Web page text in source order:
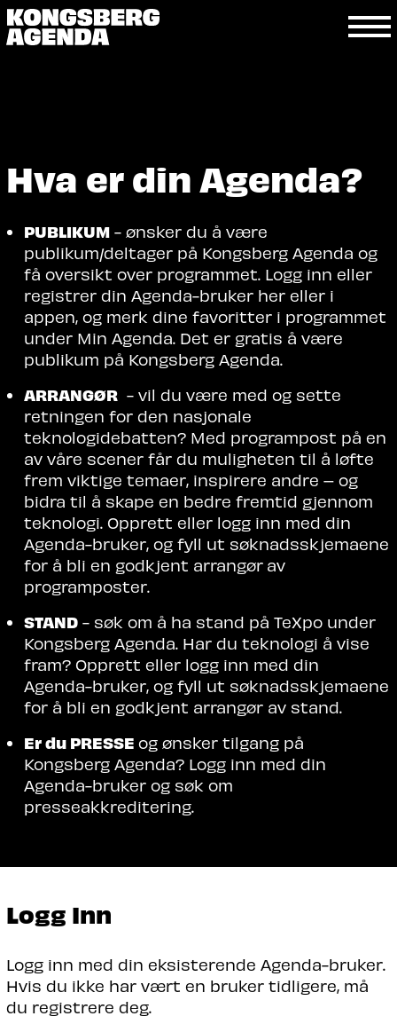
Hva er din Agenda?
PUBLIKUM- ønsker du å være
publikum/deltager på Kongsberg Agenda og
få oversikt over programmet. Logg inn eller
registrer din Agenda-bruker her eller i
appen, og merk dine favoritter i programmet
under Min Agenda. Det er gratis å være
publikum på Kongsberg Agenda.
ARRANGØR- vil du være med og sette
retningen for den nasjonale
teknologidebatten? Med programpost på en
av våre scener får du muligheten til å løfte
frem viktige temaer, inspirere andre – og
bidra til å skape en bedre fremtid gjennom
teknologi. Opprett eller logg inn med din
Agenda-bruker, og fyll ut søknadsskjemaene
for å bli en godkjent arrangør av
programposter.
STAND- søk om å ha stand på TeXpo under
Kongsberg Agenda. Har du teknologi å vise
fram? Opprett eller logg inn med din
Agenda-bruker, og fyll ut søknadsskjemaene
for å bli en godkjent arrangør av stand.
Er du PRESSE og ønsker tilgang på
Kongsberg Agenda? Logg inn med din
Agenda-bruker og søk om
presseakkreditering.
Logg Inn
Logg inn med din eksisterende Agenda-bruker.
Hvis du ikke har vært en bruker tidligere, må
du registrere deg.